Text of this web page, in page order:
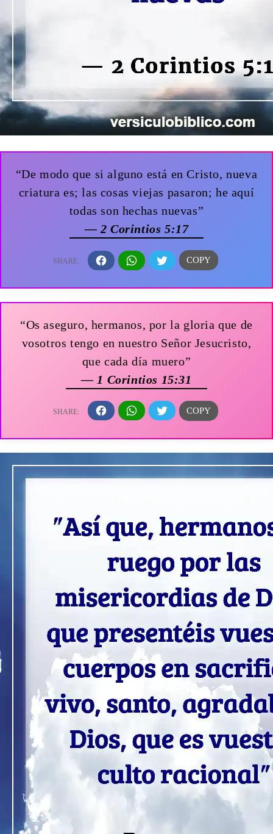
“De modo que si alguno está en Cristo, nueva
criatura es; las cosas viejas pasaron; he aquí
todas son hechas nuevas”
— 2 Corintios 5:17
“Os aseguro, hermanos, por la gloria que de
vosotros tengo en nuestro Señor Jesucristo,
que cada día muero”
— 1 Corintios 15:31